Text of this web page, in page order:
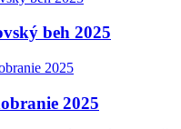
beh 2025
2025